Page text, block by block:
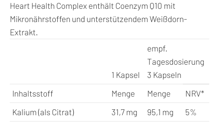
Heart Health Complex enthält Coenzym Q10 mit
Mikronährstoffen und unterstützendem Weißdorn-
Extrakt.
1 Kapsel
empf.
Tagesdosierung
3 Kapseln
Inhaltsstoff
Menge Menge
NRV*
Kalium (als Citrat)
31,7 mg 95,1 mg
5%